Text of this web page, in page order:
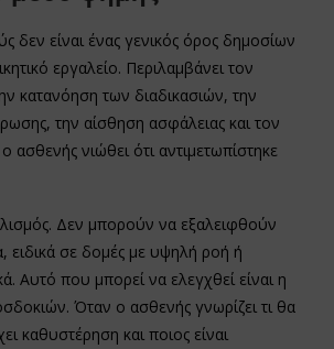
δεν είναι ένας γενικός όρος δημοσίων
εργαλείο. Περιλαμβάνει τον
κατανόηση των διαδικασιών, την
την αίσθηση ασφάλειας και τον
νιώθει ότι αντιμετωπίστηκε
Δεν μπορούν να εξαλειφθούν
ειδικά σε δομές με υψηλή ροή ή
Αυτό που μπορεί να ελεγχθεί είναι η
Όταν ο ασθενής γνωρίζει τι θα
καθυστέρηση και ποιος είναι